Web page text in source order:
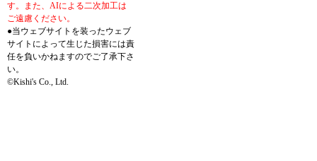
す。また、AIによる二次加工は
ご遠慮ください。
●当ウェブサイトを装ったウェブ
サイトによって生じた損害には責
任を負いかねますのでご了承下さ
い。
©Kishi's Co., Ltd.